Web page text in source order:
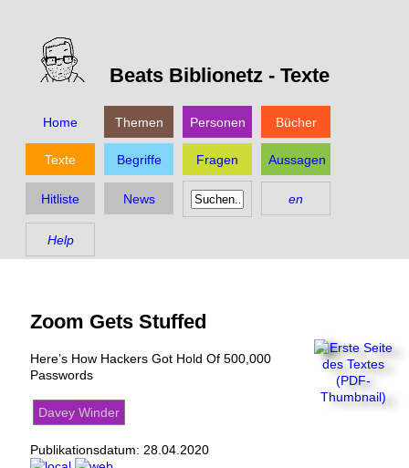
Beats Biblionetz - Texte
Home Themen Personen Bücher
Texte Begriffe Fragen Aussagen
Hitliste News en
Help
Zoom Gets Stuffed
Here’s How Hackers Got Hold Of 500,000
Passwords
Davey Winder
Publikationsdatum: 28.04.2020